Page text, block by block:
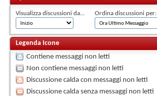
Visualizza discussioni da... Ordina discussioni per:
Legenda Icone
Contiene messaggi non letti
Non contiene messaggi non letti
Discussione calda con messaggi non letti
Discussione calda senza messaggi non letti